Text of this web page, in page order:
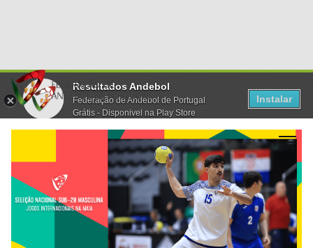
Resultados Andebol
Federação de Andebol de Portugal
Grátis - Disponivel na Play Store
Instalar